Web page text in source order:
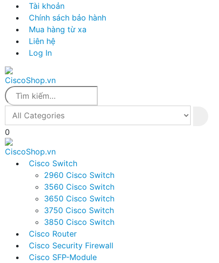
Tài khoản
Chính sách bảo hành
Mua hàng từ xa
Liên hệ
Log In
0
Cisco Switch
2960 Cisco Switch
3560 Cisco Switch
3650 Cisco Switch
3750 Cisco Switch
3850 Cisco Switch
Cisco Router
Cisco Security Firewall
Cisco SFP-Module